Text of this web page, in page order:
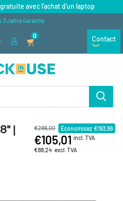
avec l'achat d'un laptop
Versand ab 100 €
0 Contact
|
€299,00 Économisez €193,99
€105,01 incl. TVA
€88,24 excl. TVA